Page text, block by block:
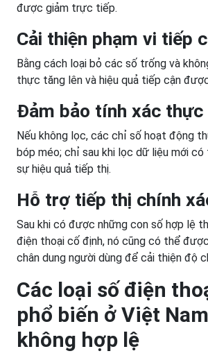
được giảm trực tiếp.
Cải thiện phạm vi tiếp
Bằng cách loại bỏ các số trống và
thực tăng lên và hiệu quả tiếp cận
Đảm bảo tính xác thực
Nếu không lọc, các chỉ số hoạt động
bóp méo; chỉ sau khi lọc dữ liệu mới
sự hiệu quả tiếp thị.
Hỗ trợ tiếp thị chính
Sau khi có được những con số hợp lệ
điện thoại cố định, nó cũng có thể
chân dung người dùng để cải thiện độ
Các loại số điện
phổ biến ở Việt
không hợp lệ